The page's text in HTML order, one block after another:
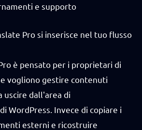
e supporto
Pro si inserisce nel tuo flusso
è pensato per i proprietari di
vogliono gestire contenuti
uscire dall'area di
WordPress. Invece di copiare i
esterni e ricostruire